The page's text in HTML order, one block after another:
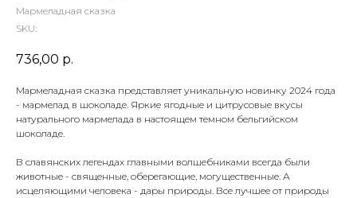
Мармеладная сказка
SKU:
736,00 р.
Мармеладная сказка представляет уникальную новинку 2024 года
- мармелад в шоколаде. Яркие ягодные и цитрусовые вкусы
натурального мармелада в настоящем темном бельгийском
шоколаде.
В славянских легендах главными волшебниками всегда были
животные - священные, оберегающие, могущественные. А
исцеляющими человека - дары природы. Все лучшее от природы